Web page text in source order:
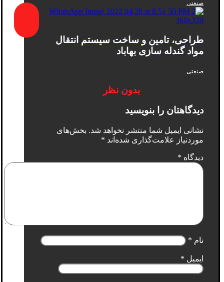
صنعتی
طراحی، تامین و ساخت سیستم انتقال
مواد گندله سازی بهاباد
صنعتی
بدون نظر
دیدگاهتان را بنویسید
نشانی ایمیل شما منتشر نخواهد شد. بخش‌های
موردنیاز علامت‌گذاری شده‌اند *
دیدگاه *
نام *
ایمیل *